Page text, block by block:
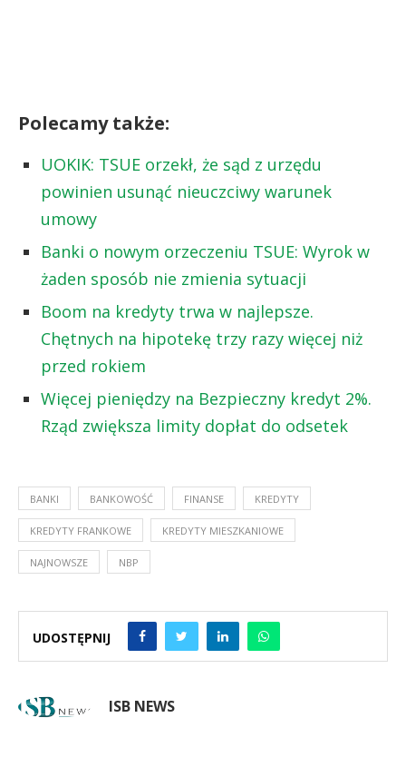
Polecamy także:
UOKIK: TSUE orzekł, że sąd z urzędu
powinien usunąć nieuczciwy warunek
umowy
Banki o nowym orzeczeniu TSUE: Wyrok w
żaden sposób nie zmienia sytuacji
Boom na kredyty trwa w najlepsze.
Chętnych na hipotekę trzy razy więcej niż
przed rokiem
Więcej pieniędzy na Bezpieczny kredyt 2%.
Rząd zwiększa limity dopłat do odsetek
BANKI BANKOWOŚĆ FINANSE KREDYTY
KREDYTY FRANKOWE KREDYTY MIESZKANIOWE
NAJNOWSZE NBP
UDOSTĘPNIJ
ISB NEWS